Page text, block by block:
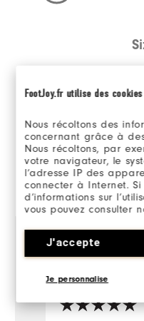
FootJoy.fr utilise des cookies
Nous récoltons des
concernant grâce à
Nous récoltons, par
votre navigateur, le
l’adresse IP des
connecter à Internet. Si
d’informations sur
vous pouvez consulter
J'accepte
Je personnalise
Mark
Acheteur Vérifié